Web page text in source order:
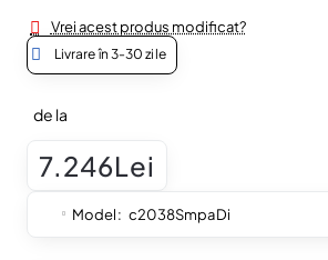
Vrei acest produs modificat?
Livrare în 3-30 zile
de la
7.246Lei
Model: c2038SmpaDi